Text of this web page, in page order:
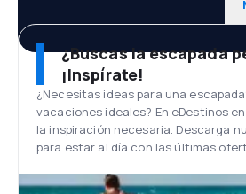
¿Buscas la escapada
¡Inspírate!
¿Necesitas ideas para una
vacaciones ideales? En eDestinos
la inspiración necesaria. Descarga
para estar al día con las últimas